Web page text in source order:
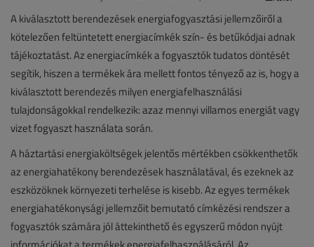
A kiválasztott berendezések energiafogyasztási jellemzőiről a
kötelezően feltüntetett energiacímkék szín- és betűkódjai adnak
tájékoztatást. Az energiacímkék a fogyasztók tudatos döntését
segítik, hiszen a termékek ára mellett fontos tényező az is, hogy a
kiválasztott berendezés milyen energiafelhasználási
tulajdonságokkal rendelkezik: azaz mennyi villamos energiát vagy
vizet fogyaszt használata során.
A háztartási energiaköltségek jelentős mértékben csökkenthetők
az energiahatékony berendezések használatával, és ezeknek az
eszközöknek környezeti terhelése is kisebb. Az egyes termékek
energiahatékonysági jellemzőit bemutató címkézési rendszer a
fogyasztók számára jól áttekinthető és egyszerű módon nyújt